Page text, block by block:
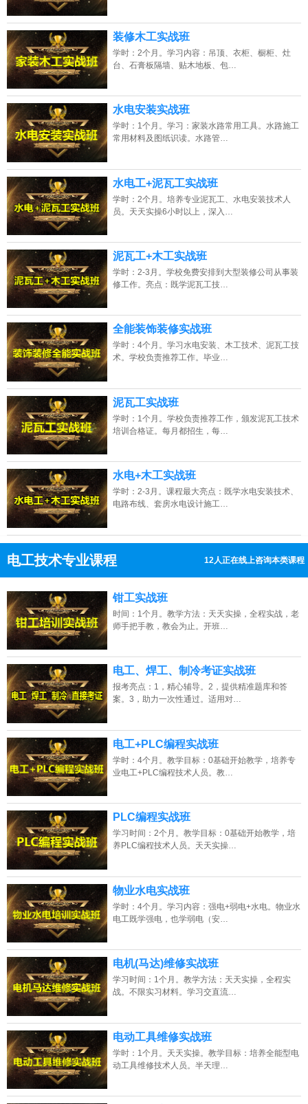
装修木工实战班
学时：2个月。学习内容：吊顶、衣柜、橱柜、灶
台、石膏板隔墙、贴木地板、包…
水电安装实战班
学时：1个月。学习：家装水路常用工具。水路施工
常用材料及图纸识读。水路管…
水电工+泥瓦工实战班
学时：2个月。培养专业泥瓦工、水电安装技术人
员。天天实操6小时以上，深入…
泥瓦工+木工实战班
学时：2-3月。学校免费安排到大型装修公司从事装
修工作。亮点：既学泥瓦工技…
全能装饰装修实战班
学时：4个月。学习水电安装、木工技术、泥瓦工技
术。学校负责推荐工作。毕业…
泥瓦工实战班
学时：1个月。学校负责推荐工作，颁发泥瓦工技术
培训合格证。每月都招生，每…
水电+木工实战班
学时：2-3月。课程最大亮点：既学水电安装技术、
电路布线、套房水电设计施工…
电工技术专业课程 12人正在线上咨询本类课程
点击免费咨询电话：13807313137
钳工实战班
时间：1个月。教学方法：天天实操，全程实战，老
师手把手教，教会为止。开班…
电工、焊工、制冷考证实战班
报考亮点：1，精心辅导。2，提供精准题库和答
案。3，助力一次性通过。适用对…
电工+PLC编程实战班
学时：4个月。教学目标：0基础开始教学，培养专
业电工+PLC编程技术人员。教…
PLC编程实战班
学习时间：2个月。教学目标：0基础开始教学，培
养PLC编程技术人员。天天实操…
物业水电实战班
学时：4个月。学习内容：强电+弱电+水电。物业水
电工既学强电，也学弱电（安…
电机(马达)维修实战班
学习时间：1个月。教学方法：天天实操，全程实
战。不限实习材料。学习交直流…
电动工具维修实战班
学时：1个月。天天实操。教学目标：培养全能型电
动工具维修技术人员。半天理…